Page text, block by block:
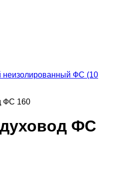
неизолированный ФС (10
ФС 160
ФС